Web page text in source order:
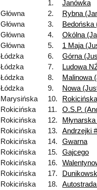
1.
Janówka
Główna
2.
Rybna
Główna
3.
Bedońska
Główna
4.
Okólna
Główna
5.
1 Maja
Łódzka
6.
Górna
Łódzka
7.
Ludowa
Łódzka
8.
Malinowa
Łódzka
9.
Nowa
Marysińska
10.
Rokicińska
11. O.S.P.
Rokicińska
12.
Rokicińska
13. Andrzejki #
Rokicińska
14. Gwarna
Rokicińska
15. Gajcego
Rokicińska
16.
Rokicińska
17.
Rokicińska
18.